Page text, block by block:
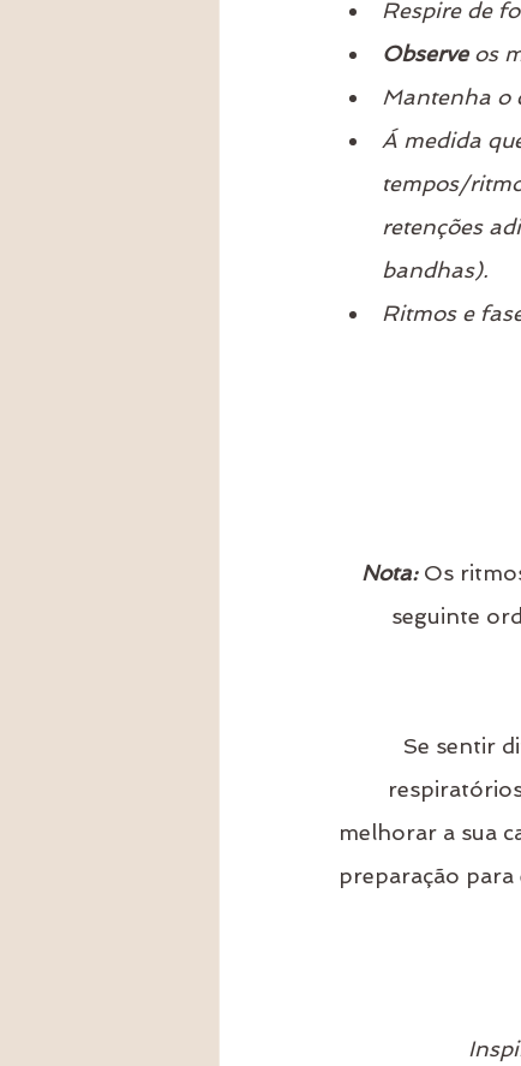
Respire de
Observe os
Mantenha o
Á medida
tempos/
retenções
bandhas).
Ritmos e
Nota: Os
seguinte
Se sentir
melhorar a sua
preparação para